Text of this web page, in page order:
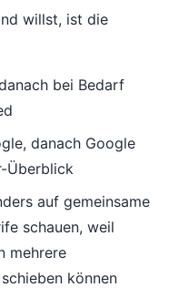
willst, ist die
bei Bedarf
danach Google
Überblick
auf gemeinsame
schauen, weil
mehrere
können